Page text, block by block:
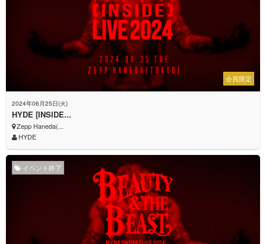
会員限定
2024年06月25日(火)
HYDE [INSIDE...
Zepp Haneda(...
HYDE
イベント終了